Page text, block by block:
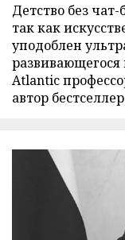
Детство без
так как
уподоблен
Atlantic
автор